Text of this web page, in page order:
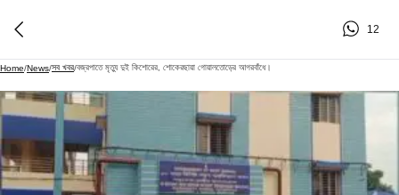
12
Home/News/সব খবর/বজ্রপাতে মৃত্যু দুই কিশোরের, শোকেরছায়া গোয়ালতোড়ের আগরবাঁধে।